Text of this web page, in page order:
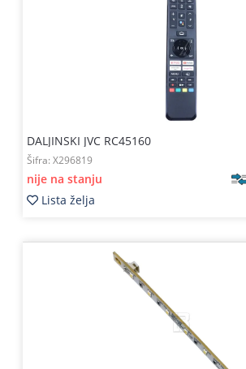
DALJINSKI JVC RC45160
Šifra: X296819
nije na stanju
Lista želja